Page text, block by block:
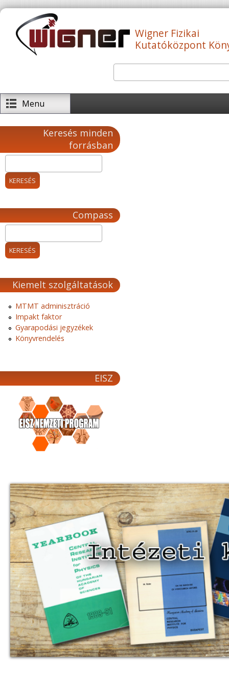
Ugrás a tartalomra
Wigner Fizikai
Kutatóközpont
Keresés űrlap
Menu
Keresés minden
forrásban
Compass
Kiemelt szolgáltatások
MTMT adminisztráció
Impakt faktor
Gyarapodási jegyzékek
Könyvrendelés
EISZ